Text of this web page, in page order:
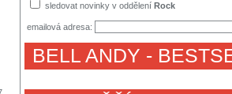
sledovat novinky v oddělení Rock
emailová adresa:
BELL ANDY -